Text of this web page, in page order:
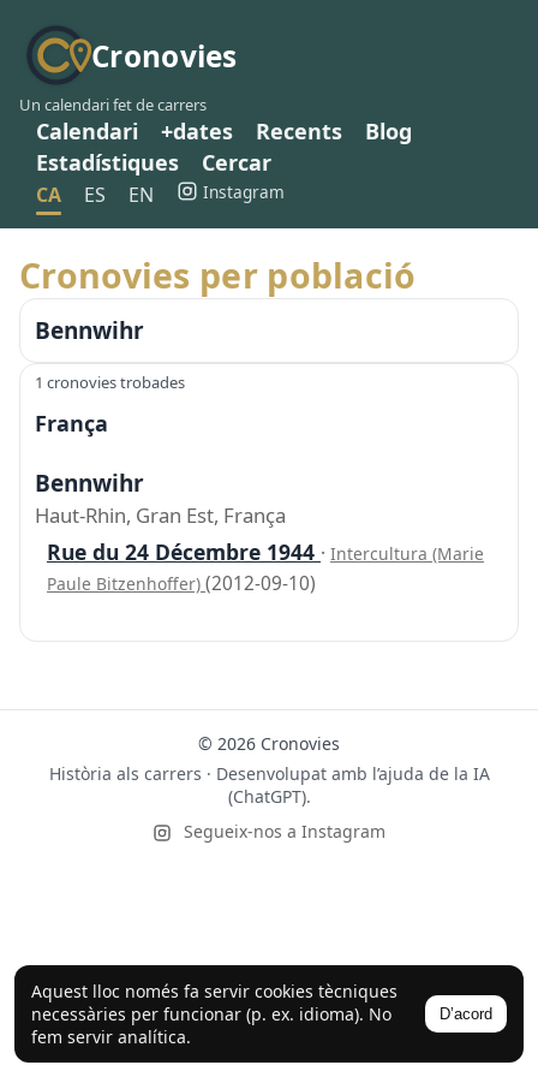
Cronovies
Un calendari fet de carrers
Calendari +dates Recents
Blog
Estadístiques
Cercar
CA ES EN Instagram
Aquest lloc només fa servir cookies tècniques
necessàries per funcionar (p. ex. idioma). No
fem servir analítica.
D’acord
Cronovies per població
Bennwihr
1 cronovies trobades
França
Bennwihr
Haut-Rhin, Gran Est, França
Rue du 24 Décembre 1944 · Intercultura (Marie
Paule Bitzenhoffer) (2012-09-10)
© 2026 Cronovies
Història als carrers · Desenvolupat amb l’ajuda de la IA
(ChatGPT).
Segueix-nos a Instagram